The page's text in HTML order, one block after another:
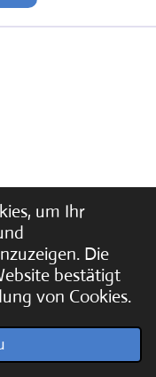
um Ihr
Die
bestätigt
von Cookies.